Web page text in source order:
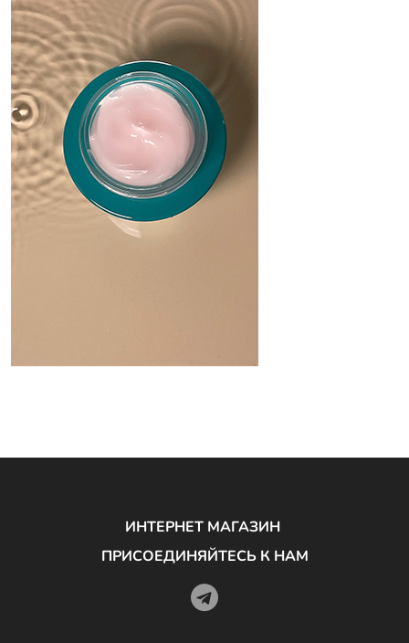
ИНТЕРНЕТ МАГАЗИН
ПРИСОЕДИНЯЙТЕСЬ К НАМ